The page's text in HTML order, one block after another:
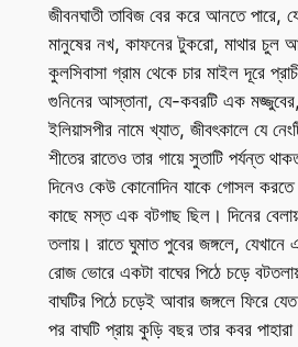
জীবনঘাতী তাবিজ বের করে আনতে পারে,
মানুষের নখ, কাফনের টুকরো, মাথার চুল
কুলসিবাসা গ্রাম থেকে চার মাইল দূরে
গুনিনের আস্তানা, যে-কবরটি এক
ইলিয়াসপীর নামে খ্যাত, জীবৎকালে যে
শীতের রাতেও তার গায়ে সুতাটি পর্যন্ত
দিনেও কেউ কোনোদিন যাকে গোসল করতে
কাছে মস্ত এক বটগাছ ছিল। দিনের
তলায়। রাতে ঘুমাত পুবের জঙ্গলে, যেখানে
রোজ ভোরে একটা বাঘের পিঠে চড়ে
বাঘটির পিঠে চড়েই আবার জঙ্গলে ফিরে
পর বাঘটি প্রায় কুড়ি বছর তার কবর পাহারা